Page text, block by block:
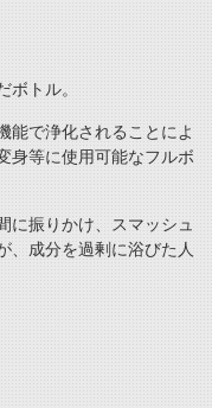
ボトル。
能で浄化されることによ
身等に使用可能なフルボ
に振りかけ、スマッシュ
、成分を過剰に浴びた人